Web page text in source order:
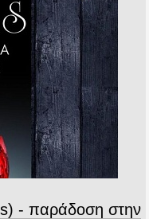
- παράδοση στην